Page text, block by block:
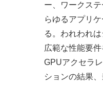
ー、ワークス
らゆるアプリ
る。われわれ
広範な性能要
GPUアクセラ
ションの結果